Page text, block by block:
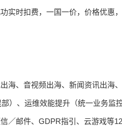
实时扣费，一国一价，价格优惠
海、音视频出海、新闻资讯出海
）、运维效能提升（统一业务
／邮件、GDPR指引、云游戏等